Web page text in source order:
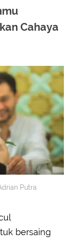
Cahaya
Putra
bersaing